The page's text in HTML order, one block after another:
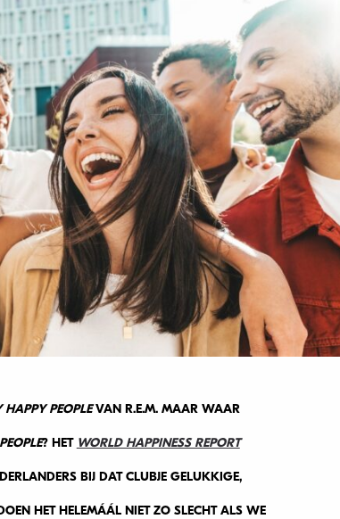
HAPPY PEOPLEVAN R.E.M. MAAR WAAR
? HET WORLD HAPPINESS REPORT
BIJ DAT CLUBJE GELUKKIGE,
HET HELEMÁÁL NIET ZO SLECHT ALS WE